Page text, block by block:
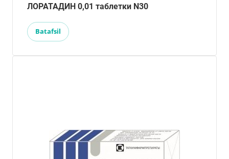
ЛОРАТАДИН 0,01 таблетки N30
Batafsil